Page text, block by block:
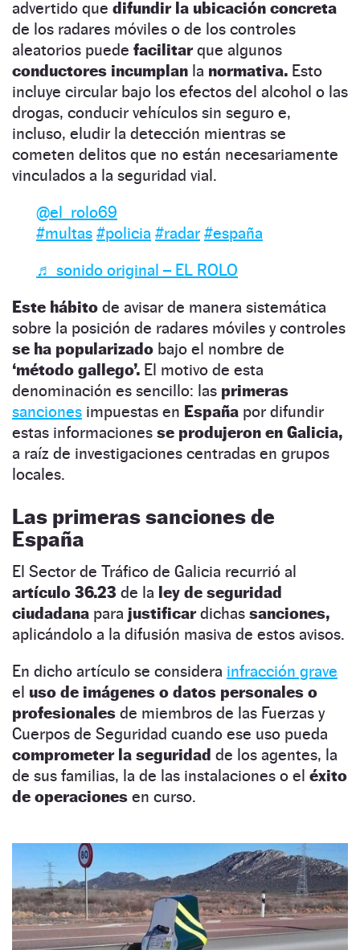
advertido que difundir la ubicación concreta
de los radares móviles o de los controles
aleatorios puede facilitarque algunos
conductores incumplan la normativa. Esto
incluye circular bajo los efectos del alcohol o las
drogas, conducir vehículos sin seguro e,
incluso, eludir la detección mientras se
cometen delitos que no están necesariamente
vinculados a la seguridad vial.
@el_rolo69
#multas #policia #radar #españa
♬ sonido original – EL ROLO
Este hábito de avisar de manera sistemática
sobre la posición de radares móviles y controles
se ha popularizado bajo el nombre de
‘método gallego’. El motivo de esta
denominación es sencillo: las primeras
sanciones impuestas en España por difundir
estas informaciones se produjeron en Galicia,
a raíz de investigaciones centradas en grupos
locales.
Las primeras sanciones de
España
El Sector de Tráfico de Galicia recurrió al
artículo 36.23 de la ley de seguridad
ciudadana para justificardichas sanciones,
aplicándolo a la difusión masiva de estos avisos.
En dicho artículo se considera infracción grave
el uso de imágenes o datos personales o
profesionales de miembros de las Fuerzas y
Cuerpos de Seguridad cuando ese uso pueda
comprometer la seguridad de los agentes, la
de sus familias, la de las instalaciones o el éxito
de operaciones en curso.